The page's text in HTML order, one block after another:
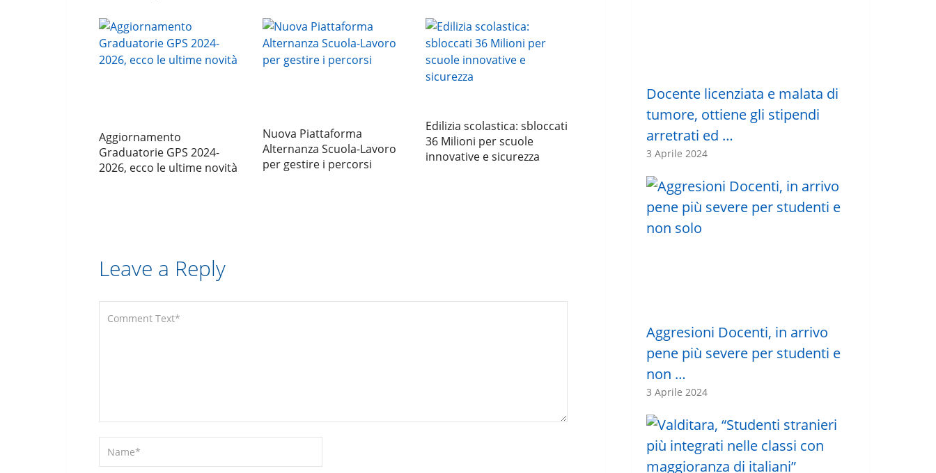
Aggiornamento
Graduatorie GPS 2024-
2026, ecco le ultime novità
Nuova Piattaforma
Alternanza Scuola-Lavoro
per gestire i percorsi
Edilizia scolastica: sbloccati
36 Milioni per scuole
innovative e sicurezza
Leave a Reply
Docente licenziata e malata di
tumore, ottiene gli stipendi
arretrati ed …
3 Aprile 2024
Aggresioni Docenti, in arrivo
pene più severe per studenti e
non …
3 Aprile 2024